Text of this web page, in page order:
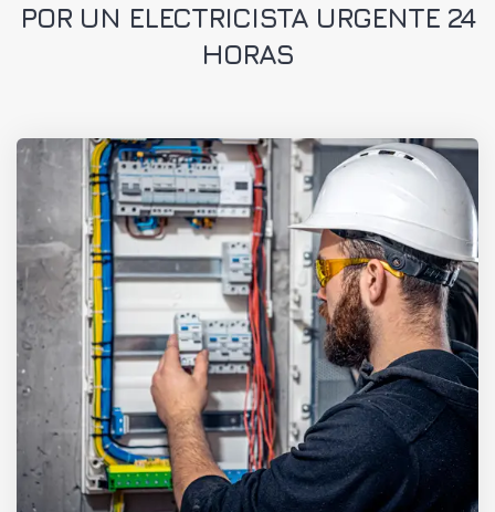
POR UN ELECTRICISTA URGENTE 24
HORAS